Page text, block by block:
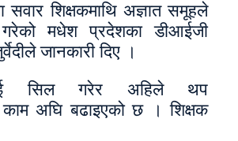
सवार शिक्षकमाथि अज्ञात समूहले
गरेको मधेश प्रदेशका डीआईजी
जानकारी दिए ।
सिल गरेर अहिले थप
अघि बढाइएको छ । शिक्षक